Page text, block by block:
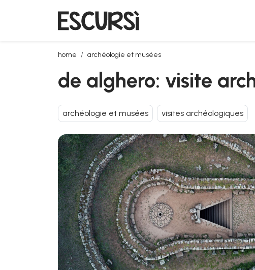
home archéologie et musées
de alghero: visite archéologique avec déjeuner
de alghero: visite
archéologie et musées visites archéologiques